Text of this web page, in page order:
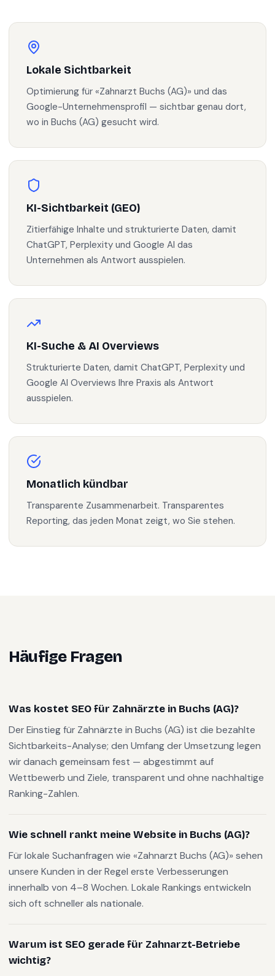
Lokale Sichtbarkeit
Optimierung für «Zahnarzt Buchs (AG)» und das
Google-Unternehmensprofil — sichtbar genau dort,
wo in Buchs (AG) gesucht wird.
KI-Sichtbarkeit (GEO)
Zitierfähige Inhalte und strukturierte Daten, damit
ChatGPT, Perplexity und Google AI das
Unternehmen als Antwort ausspielen.
KI-Suche & AI Overviews
Strukturierte Daten, damit ChatGPT, Perplexity und
Google AI Overviews Ihre Praxis als Antwort
ausspielen.
Monatlich kündbar
Transparente Zusammenarbeit. Transparentes
Reporting, das jeden Monat zeigt, wo Sie stehen.
Häufige Fragen
Was kostet SEO für Zahnärzte in Buchs (AG)?
Der Einstieg für Zahnärzte in Buchs (AG) ist die bezahlte
Sichtbarkeits-Analyse; den Umfang der Umsetzung legen
wir danach gemeinsam fest — abgestimmt auf
Wettbewerb und Ziele, transparent und ohne nachhaltige
Ranking-Zahlen.
Wie schnell rankt meine Website in Buchs (AG)?
Für lokale Suchanfragen wie «Zahnarzt Buchs (AG)» sehen
unsere Kunden in der Regel erste Verbesserungen
innerhalb von 4–8 Wochen. Lokale Rankings entwickeln
sich oft schneller als nationale.
Warum ist SEO gerade für Zahnarzt-Betriebe
wichtig?